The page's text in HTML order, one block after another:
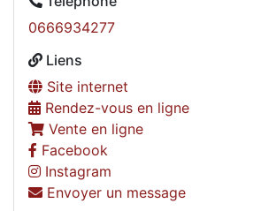
0666934277
Liens
Site internet
Rendez-vous en ligne
Vente en ligne
Facebook
Instagram
Envoyer un message